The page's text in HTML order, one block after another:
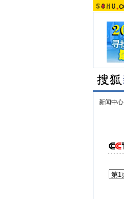
新闻中心